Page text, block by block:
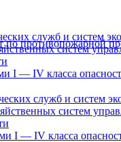
служб и систем
систем
I — IV класса
по противопожарной
служб и систем
систем
I — IV класса